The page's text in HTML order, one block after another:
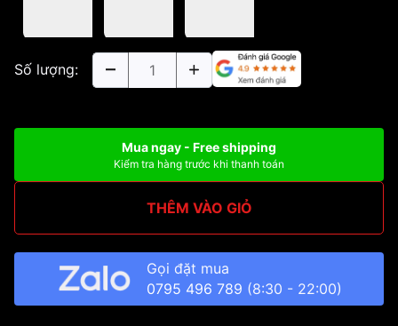
Số lượng:
Mua ngay - Free shipping
Kiểm tra hàng trước khi thanh toán
THÊM VÀO GIỎ
Gọi đặt mua
0795 496 789 (8:30 - 22:00)